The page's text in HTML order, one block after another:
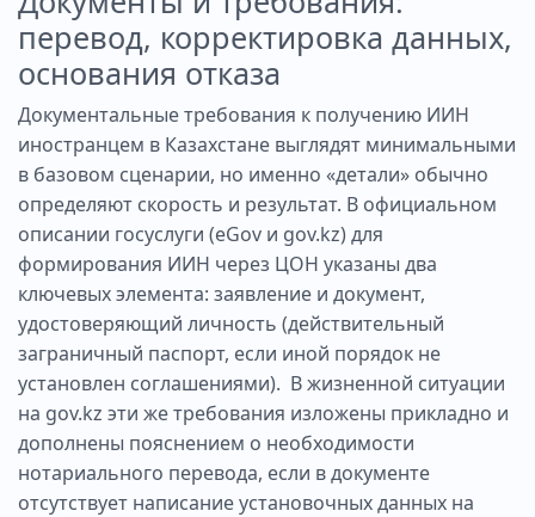
перевод, корректировка данных,
основания отказа
Документальные требования к получению ИИН
иностранцем в Казахстане выглядят минимальными
в базовом сценарии, но именно «детали» обычно
определяют скорость и результат. В официальном
описании госуслуги (eGov и gov.kz) для
формирования ИИН через ЦОН указаны два
ключевых элемента: заявление и документ,
удостоверяющий личность (действительный
заграничный паспорт, если иной порядок не
установлен соглашениями). В жизненной ситуации
на gov.kz эти же требования изложены прикладно и
дополнены пояснением о необходимости
нотариального перевода, если в документе
отсутствует написание установочных данных на